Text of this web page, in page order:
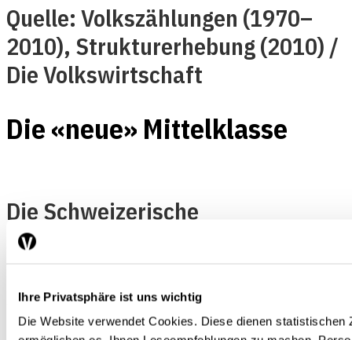
Ihre Privatsphäre ist uns wichtig
Die Website verwendet Cookies. Diese dienen statistischen
Quelle: Volkszählungen (1970–
2010), Strukturerhebung (2010) /
Die Volkswirtschaft
Die «neue» Mittelklasse
Die Schweizerische
Arbeitskräfteerhebung zeigt,
welche Berufsklassen sich seit
Anfang der Neunzigerjahre hinter
den wachsenden und